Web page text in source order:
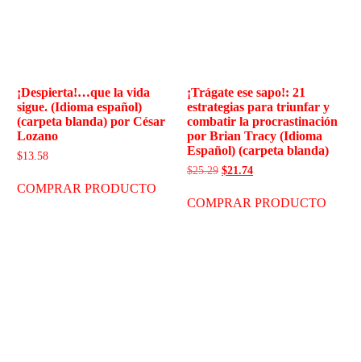
¡Despierta!…que la vida
sigue. (Idioma español)
(carpeta blanda) por César
Lozano
$13.58
COMPRAR PRODUCTO
¡Trágate ese sapo!: 21
estrategias para triunfar y
combatir la procrastinación
por Brian Tracy (Idioma
Español) (carpeta blanda)
$25.29 $21.74
COMPRAR PRODUCTO